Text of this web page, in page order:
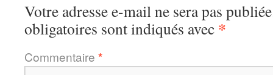
Votre adresse e-mail ne sera pas
obligatoires sont indiqués avec *
Commentaire *